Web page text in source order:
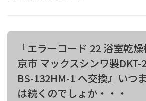
『エラーコード 22 浴室乾
京市 マックスシンワ製
BS-132HM-1 へ交換』いつ
は続くのでしょか・・・